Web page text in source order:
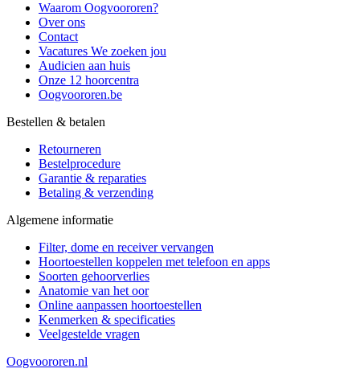
Waarom Oogvoororen?
Over ons
Contact
Vacatures We zoeken jou
Audicien aan huis
Onze 12 hoorcentra
Oogvoororen.be
Bestellen & betalen
Retourneren
Bestelprocedure
Garantie & reparaties
Betaling & verzending
Algemene informatie
Filter, dome en receiver vervangen
Hoortoestellen koppelen met telefoon en apps
Soorten gehoorverlies
Anatomie van het oor
Online aanpassen hoortoestellen
Kenmerken & specificaties
Veelgestelde vragen
Oogvoororen.nl